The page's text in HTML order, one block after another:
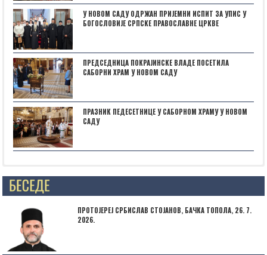
У НОВОМ САДУ ОДРЖАН ПРИЈЕМНИ ИСПИТ ЗА УПИС У
БОГОСЛОВИЈЕ СРПСКЕ ПРАВОСЛАВНЕ ЦРКВЕ
ПРЕДСЕДНИЦА ПОКРАЈИНСКЕ ВЛАДЕ ПОСЕТИЛА
САБОРНИ ХРАМ У НОВОМ САДУ
ПРАЗНИК ПЕДЕСЕТНИЦЕ У САБОРНОМ ХРАМУ У НОВОМ
САДУ
Posts not found
ПРОТОЈЕРЕЈ СРБИСЛАВ СТОЈАНОВ, БАЧКА ТОПОЛА, 26. 7.
2026.